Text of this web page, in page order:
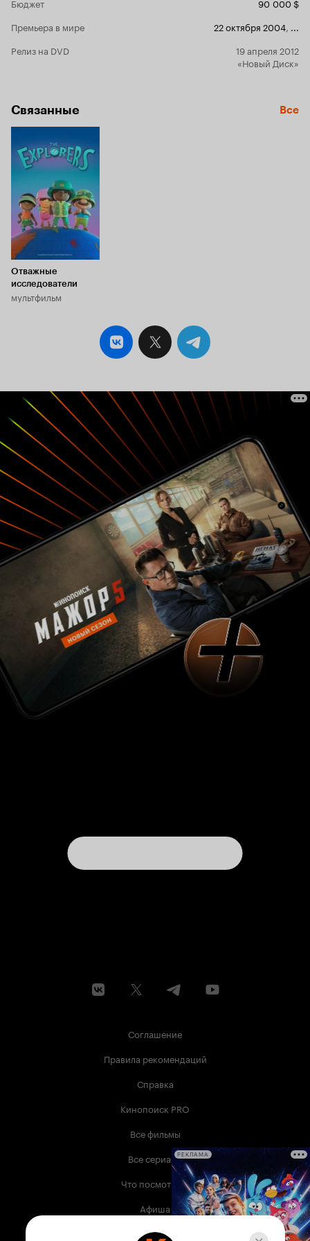
Бюджет
90 000 $
Премьера в мире
22 октября 2004, ...
Релиз на DVD
19 апреля 2012
«Новый Диск»
Связанные Все
Отважные
исследователи
мультфильм
Соглашение
Правила рекомендаций
Справка
Кинопоиск PRO
Все фильмы
Все сериалы
Что посмотреть
Афиша
Музыка
РЕКЛАМА